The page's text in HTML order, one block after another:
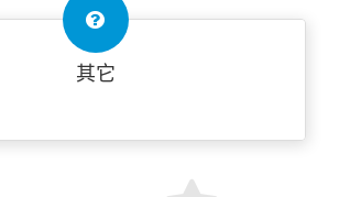
其它